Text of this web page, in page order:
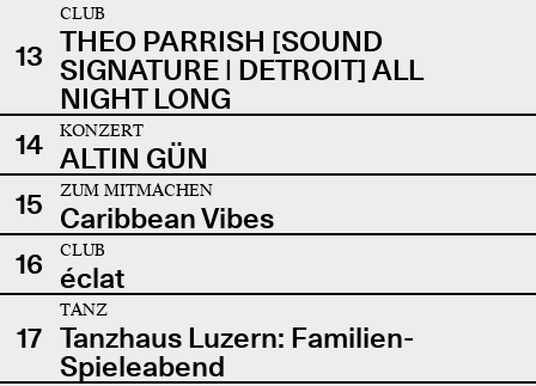
13
CLUB
THEO PARRISH [SOUND
SIGNATURE | DETROIT] ALL
NIGHT LONG
14
KONZERT
ALTIN GÜN
15
ZUM MITMACHEN
Caribbean Vibes
16
CLUB
éclat
17
TANZ
Tanzhaus Luzern: Familien-
Spieleabend